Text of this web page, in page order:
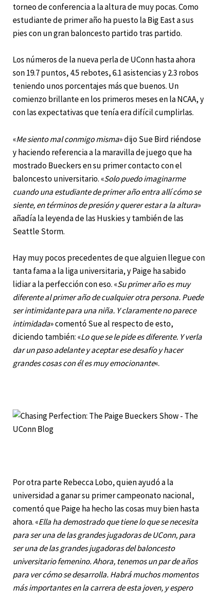
torneo de conferencia a la altura de muy pocas. Como
estudiante de primer año ha puesto la Big East a sus
pies con un gran baloncesto partido tras partido.
Los números de la nueva perla de UConn hasta ahora
son 19.7 puntos, 4.5 rebotes, 6.1 asistencias y 2.3 robos
teniendo unos porcentajes más que buenos. Un
comienzo brillante en los primeros meses en la NCAA, y
con las expectativas que tenía era difícil cumplirlas.
«Me siento mal conmigo misma» dijo Sue Bird riéndose
y haciendo referencia a la maravilla de juego que ha
mostrado Bueckers en su primer contacto con el
baloncesto universitario. «Solo puedo imaginarme
cuando una estudiante de primer año entra allí cómo se
siente, en términos de presión y querer estar a la altura»
añadía la leyenda de las Huskies y también de las
Seattle Storm.
Hay muy pocos precedentes de que alguien llegue con
tanta fama a la liga universitaria, y Paige ha sabido
lidiar a la perfección con eso. «Su primer año es muy
diferente al primer año de cualquier otra persona. Puede
ser intimidante para una niña. Y claramente no parece
intimidada» comentó Sue al respecto de esto,
diciendo también: «Lo que se le pide es diferente. Y verla
dar un paso adelante y aceptar ese desafío y hacer
grandes cosas con él es muy emocionante«.
Por otra parte Rebecca Lobo, quien ayudó a la
universidad a ganar su primer campeonato nacional,
comentó que Paige ha hecho las cosas muy bien hasta
ahora. «Ella ha demostrado que tiene lo que se necesita
para ser una de las grandes jugadoras de UConn, para
ser una de las grandes jugadoras del baloncesto
universitario femenino. Ahora, tenemos un par de años
para ver cómo se desarrolla. Habrá muchos momentos
más importantes en la carrera de esta joven, y espero